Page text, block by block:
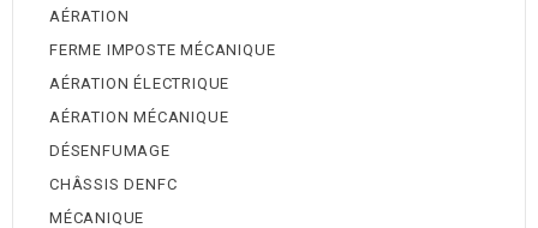
AÉRATION
FERME IMPOSTE MÉCANIQUE
AÉRATION ÉLECTRIQUE
AÉRATION MÉCANIQUE
DÉSENFUMAGE
CHÂSSIS DENFC
MÉCANIQUE